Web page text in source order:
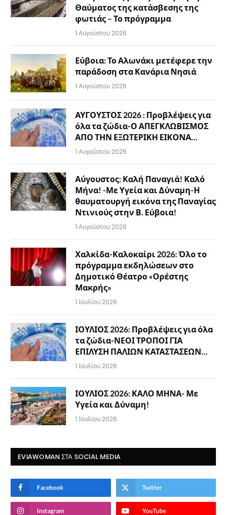
Θαύματος της κατάσβεσης της
φωτιάς – Το πρόγραμμα
1 Αυγούστου 2026
Εύβοια: Το Αλωνάκι μετέφερε την
παράδοση στα Κανάρια Νησιά
1 Αυγούστου 2026
ΑΥΓΟΥΣΤΟΣ 2026 : Προβλέψεις για
όλα τα ζώδια-Ο ΑΠΕΓΚΛΩΒΙΣΜΟΣ
ΑΠΟ ΤΗΝ ΕΞΩΤΕΡΙΚΗ ΕΙΚΟΝΑ…
1 Αυγούστου 2026
Αύγουστος: Καλή Παναγιά! Καλό
Μήνα! -Με Υγεία και Δύναμη-Η
θαυματουργή εικόνα της Παναγίας
Ντινιούς στην Β. Εύβοια!
1 Αυγούστου 2026
Χαλκίδα-Καλοκαίρι 2026: Όλο το
πρόγραμμα εκδηλώσεων στο
Δημοτικό Θέατρο «Ορέστης
Μακρής»
1 Ιουλίου 2026
ΙΟΥΛΙΟΣ 2026: Προβλέψεις για όλα
τα ζώδια-ΝΕΟΙ ΤΡΟΠΟΙ ΓΙΑ
ΕΠΙΛΥΣΗ ΠΑΛΙΩΝ ΚΑΤΑΣΤΑΣΕΩΝ…
1 Ιουλίου 2026
ΙΟΥΛΙΟΣ 2026: ΚΑΛΟ ΜΗΝΑ- Με
Υγεία και Δύναμη!
1 Ιουλίου 2026
EVIAWOMAN ΣΤΑ SOCIAL MEDIA
Facebook Twitter
Instagram YouTube